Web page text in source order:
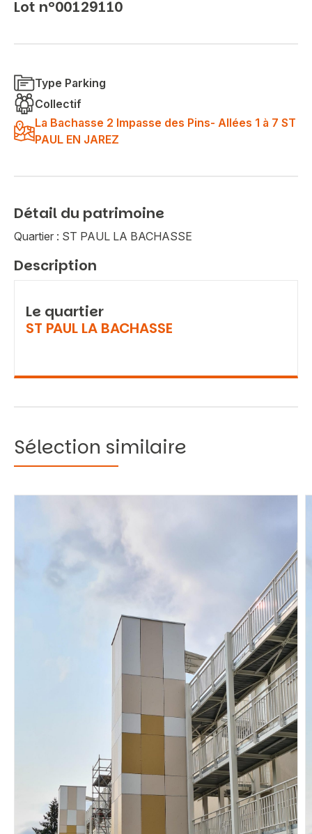
Lot n°00129110
Type Parking
Collectif
La Bachasse 2 Impasse des Pins- Allées 1 à 7 ST
PAUL EN JAREZ
Détail du patrimoine
Quartier : ST PAUL LA BACHASSE
Description
Le quartier
ST PAUL LA BACHASSE
Sélection similaire